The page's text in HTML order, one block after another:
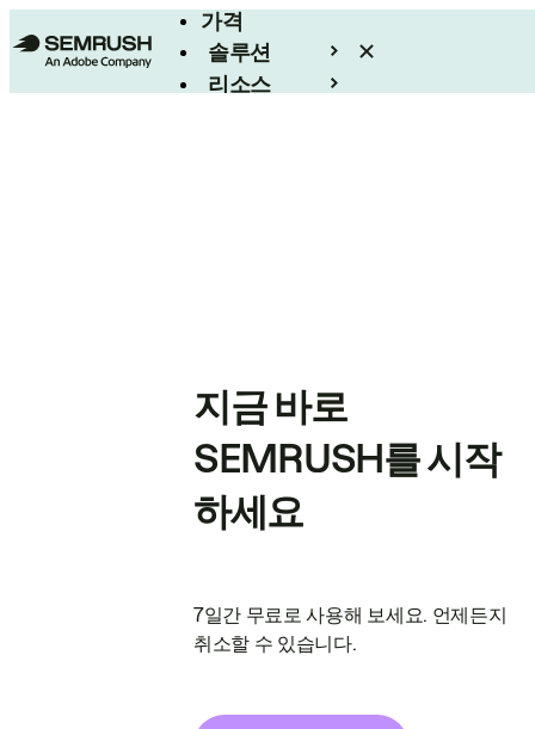
가격
솔루션
리소스
지금 바로
SEMRUSH를 시작
하세요
7일간 무료로 사용해 보세요. 언제든지
취소할 수 있습니다.